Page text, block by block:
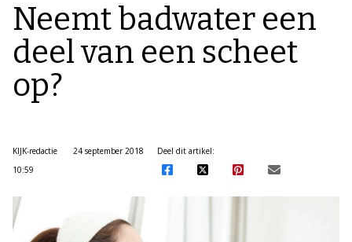
Neemt badwater een
deel van een scheet
op?
KIJK-redactie
24 september 2018
10:59
Deel dit artikel: